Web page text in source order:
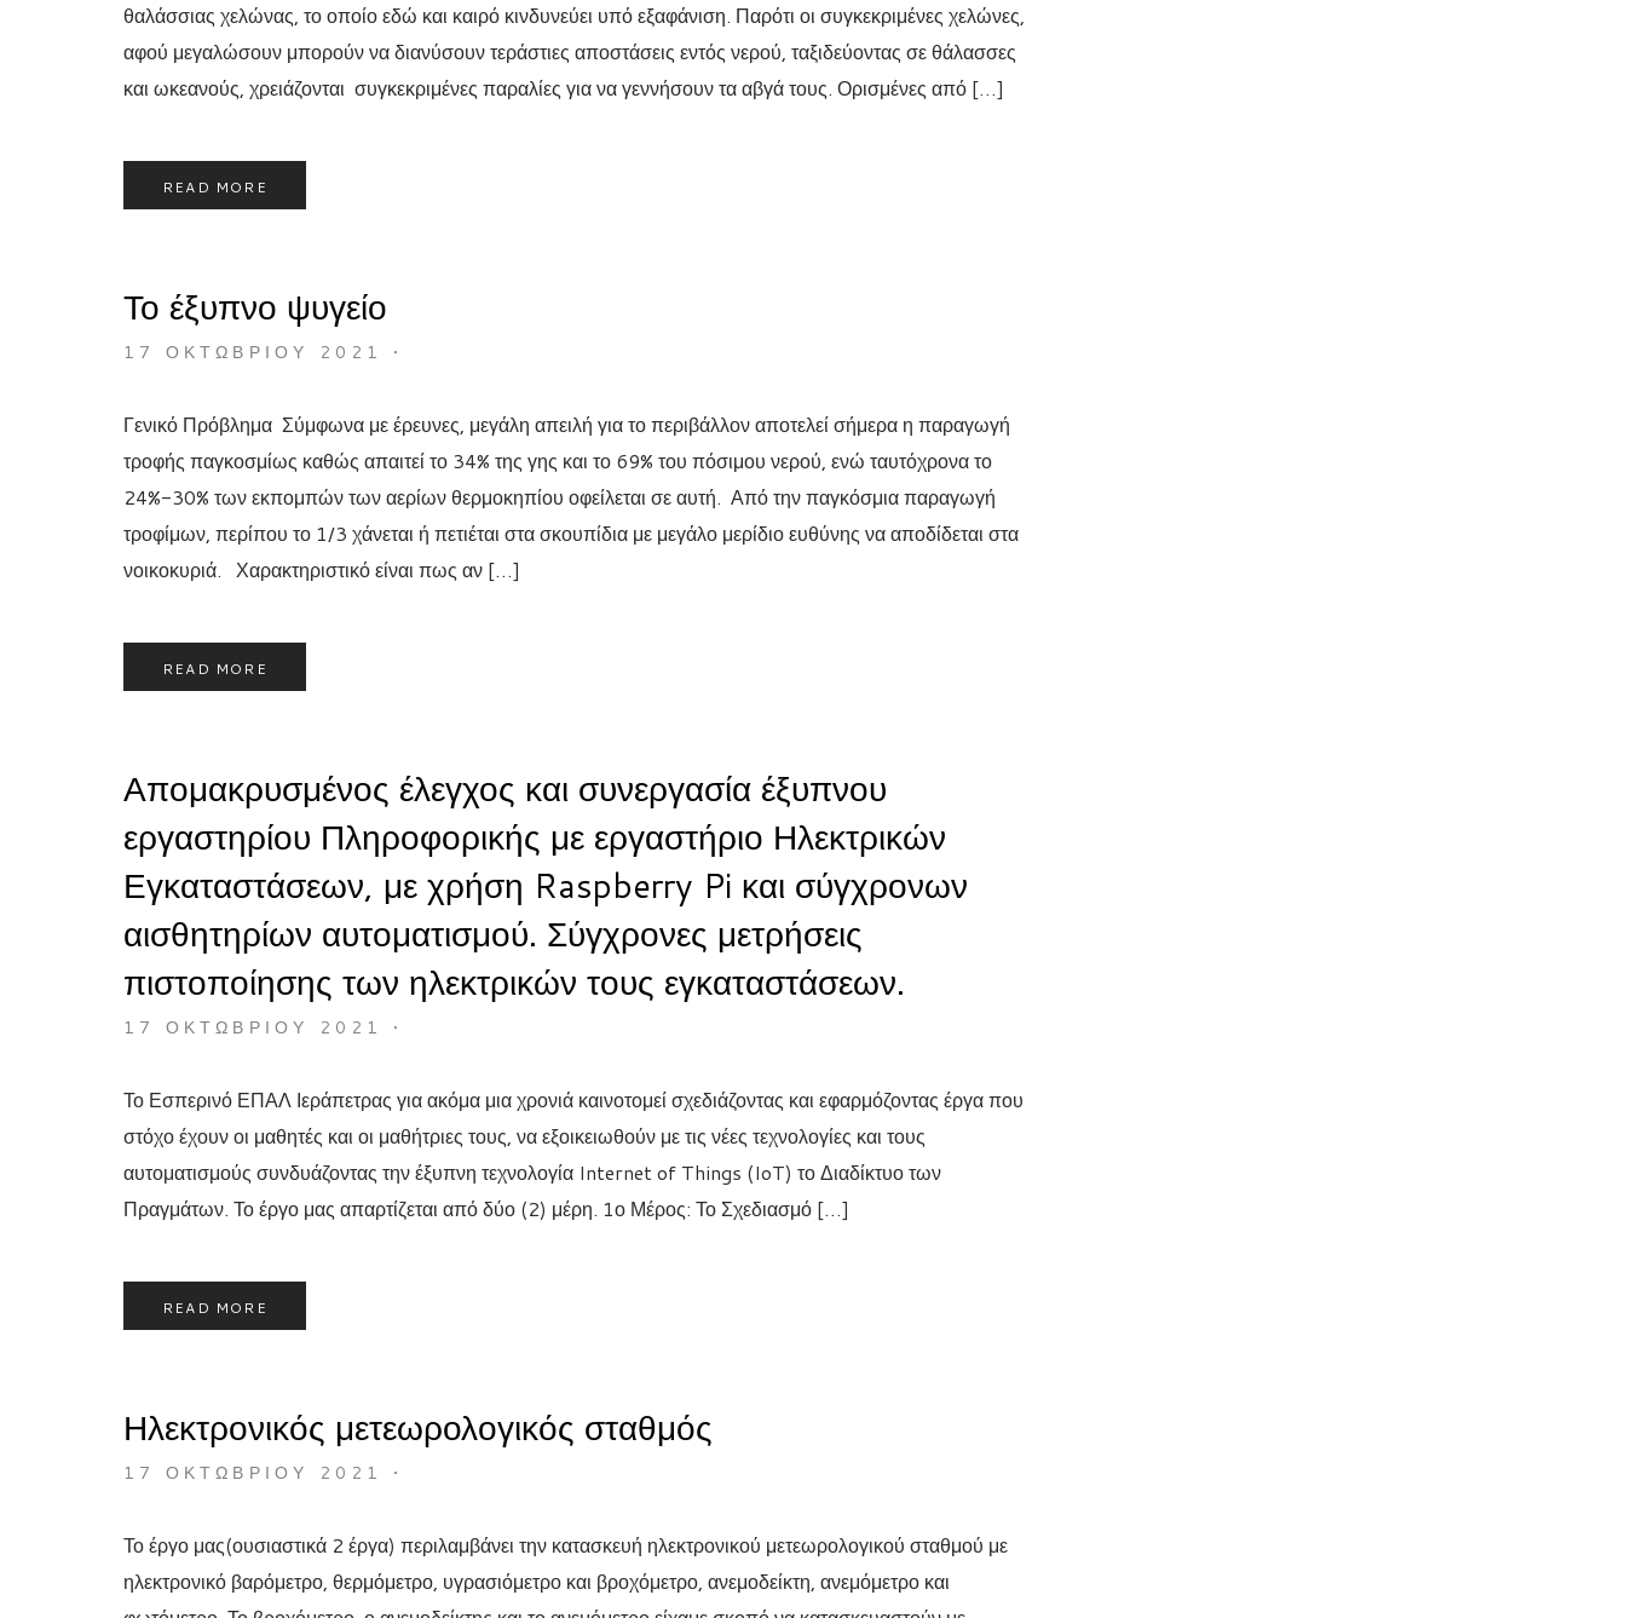
θαλάσσιας χελώνας, το οποίο εδώ και καιρό κινδυνεύει υπό εξαφάνιση. Παρότι οι συγκεκριμένες χελώνες,
αφού μεγαλώσουν μπορούν να διανύσουν τεράστιες αποστάσεις εντός νερού, ταξιδεύοντας σε θάλασσες
και ωκεανούς, χρειάζονται συγκεκριμένες παραλίες για να γεννήσουν τα αβγά τους. Ορισμένες από […]
READ MORE
Το έξυπνο ψυγείο
17 ΟΚΤΩΒΡΊΟΥ 2021 •
Γενικό Πρόβλημα Σύμφωνα με έρευνες, μεγάλη απειλή για το περιβάλλον αποτελεί σήμερα η παραγωγή
τροφής παγκοσμίως καθώς απαιτεί το 34% της γης και το 69% του πόσιμου νερού, ενώ ταυτόχρονα το
24%-30% των εκπομπών των αερίων θερμοκηπίου οφείλεται σε αυτή. Από την παγκόσμια παραγωγή
τροφίμων, περίπου το 1/3 χάνεται ή πετιέται στα σκουπίδια με μεγάλο μερίδιο ευθύνης να αποδίδεται στα
νοικοκυριά. Χαρακτηριστικό είναι πως αν […]
READ MORE
Απομακρυσμένος έλεγχος και συνεργασία έξυπνου
εργαστηρίου Πληροφορικής με εργαστήριο Ηλεκτρικών
Εγκαταστάσεων, με χρήση Raspberry Pi και σύγχρονων
αισθητηρίων αυτοματισμού. Σύγχρονες μετρήσεις
πιστοποίησης των ηλεκτρικών τους εγκαταστάσεων.
17 ΟΚΤΩΒΡΊΟΥ 2021 •
Το Εσπερινό ΕΠΑΛ Ιεράπετρας για ακόμα μια χρονιά καινοτομεί σχεδιάζοντας και εφαρμόζοντας έργα που
στόχο έχουν οι μαθητές και οι μαθήτριες τους, να εξοικειωθούν με τις νέες τεχνολογίες και τους
αυτοματισμούς συνδυάζοντας την έξυπνη τεχνολογία Internet of Things (IoT) το Διαδίκτυο των
Πραγμάτων. Το έργο μας απαρτίζεται από δύο (2) μέρη. 1ο Μέρος: Το Σχεδιασμό […]
READ MORE
Ηλεκτρονικός μετεωρολογικός σταθμός
17 ΟΚΤΩΒΡΊΟΥ 2021 •
Το έργο μας(ουσιαστικά 2 έργα) περιλαμβάνει την κατασκευή ηλεκτρονικού μετεωρολογικού σταθμού με
ηλεκτρονικό βαρόμετρο, θερμόμετρο, υγρασιόμετρο και βροχόμετρο, ανεμοδείκτη, ανεμόμετρο και